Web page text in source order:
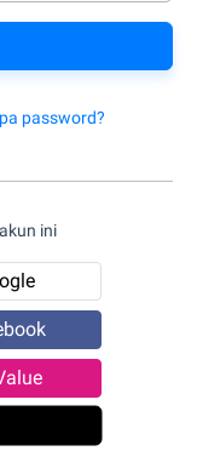
password?
ini